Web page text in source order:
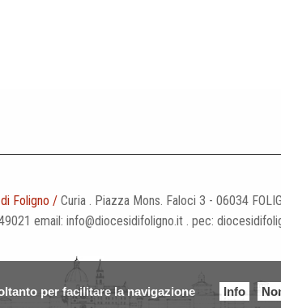
per facilitare la navigazione Info
Foligno / Curia . Piazza Mons. Faloci 3 - 06034
email: info@diocesidifoligno.it . pec: